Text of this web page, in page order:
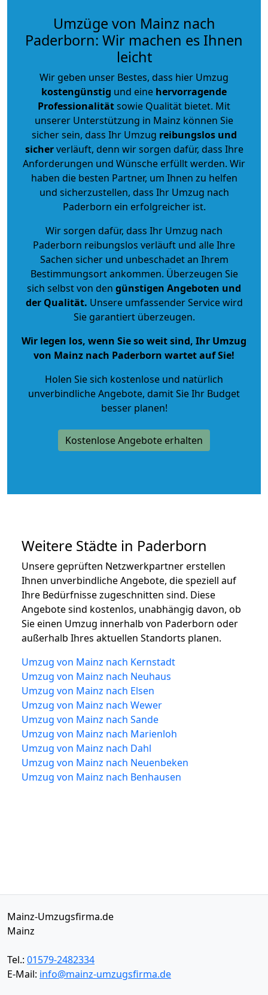
Umzüge von Mainz nach
Paderborn: Wir machen es Ihnen
leicht
Wir geben unser Bestes, dass hier Umzug
kostengünstig und eine hervorragende
Professionalitätsowie Qualität bietet. Mit
unserer Unterstützung in Mainz können Sie
sicher sein, dass Ihr Umzug reibungslos und
sicherverläuft, denn wir sorgen dafür, dass Ihre
Anforderungen und Wünsche erfüllt werden. Wir
haben die besten Partner, um Ihnen zu helfen
und sicherzustellen, dass Ihr Umzug nach
Paderborn ein erfolgreicher ist.
Wir sorgen dafür, dass Ihr Umzug nach
Paderborn reibungslos verläuft und alle Ihre
Sachen sicher und unbeschadet an Ihrem
Bestimmungsort ankommen. Überzeugen Sie
sich selbst von den günstigen Angeboten und
der Qualität. Unsere umfassender Service wird
Sie garantiert überzeugen.
Wir legen los, wenn Sie so weit sind, Ihr Umzug
von Mainz nach Paderborn wartet auf Sie!
Holen Sie sich kostenlose und natürlich
unverbindliche Angebote, damit Sie Ihr Budget
besser planen!
Kostenlose Angebote erhalten
Weitere Städte in Paderborn
Unsere geprüften Netzwerkpartner erstellen
Ihnen unverbindliche Angebote, die speziell auf
Ihre Bedürfnisse zugeschnitten sind. Diese
Angebote sind kostenlos, unabhängig davon, ob
Sie einen Umzug innerhalb von Paderborn oder
außerhalb Ihres aktuellen Standorts planen.
Umzug von Mainz nach Kernstadt
Umzug von Mainz nach Neuhaus
Umzug von Mainz nach Elsen
Umzug von Mainz nach Wewer
Umzug von Mainz nach Sande
Umzug von Mainz nach Marienloh
Umzug von Mainz nach Dahl
Umzug von Mainz nach Neuenbeken
Umzug von Mainz nach Benhausen
Mainz-Umzugsfirma.de
Mainz
Tel.: 01579-2482334
E-Mail: info@mainz-umzugsfirma.de